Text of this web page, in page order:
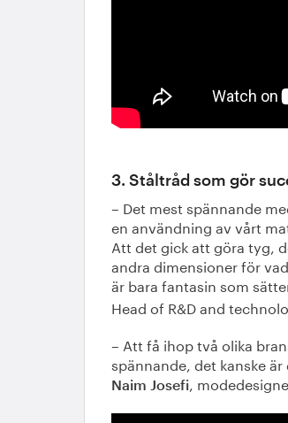
3. Ståltråd som gör
– Det mest spännande
en användning av vårt
Att det gick att göra tyg,
andra dimensioner för
är bara fantasin som
Head of R&D and
– Att få ihop två olika
spännande, det kanske
Naim Josefi,